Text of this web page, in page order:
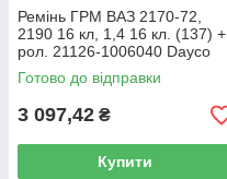
Ремінь ГРМ ВАЗ 2170-72,
2190 16 кл, 1,4 16 кл. (137) +
рол. 21126-1006040 Dayco
Готово до відправки
3 097,42 ₴
Купити